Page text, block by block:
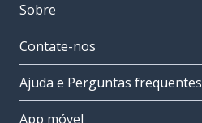
Sobre
Contate-nos
Ajuda e Perguntas frequentes
App móvel